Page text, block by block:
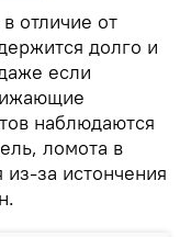
отличие от
долго и
если
наблюдаются
ломота в
за истончения